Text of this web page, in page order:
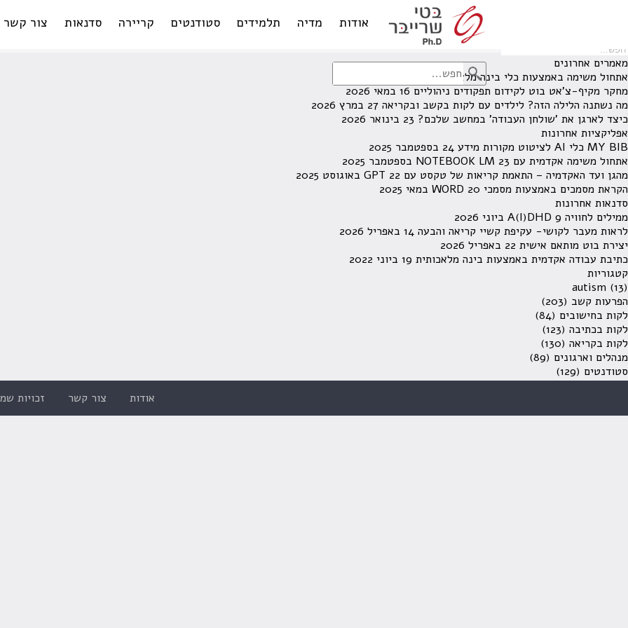
אודות מדיה תלמידים סטודנטים קריירה סדנאות צור קשר
לא נמצאו תוצאות תחת קטגוריה זו.
מחפש משהו מסויים? השתמש בחיפוש
מאמרים אחרונים
אתחול משימה באמצעות כלי בינה מלאכותית
מחקר מקיף-צ'אט בוט לקידום תפקודים ניהוליים 16 במאי 2026
מה נשתנה הלילה הזה? לילדים עם לקות בקשב ובקריאה 27 במרץ 2026
כיצד לארגן את 'שולחן העבודה' במחשב שלכם? 23 בינואר 2026
אפליקציות אחרונות
MY BIB כלי AI לציטוט מקורות מידע
24 בספטמבר 2025
אתחול משימה אקדמית עם NOTEBOOK LM 23 בספטמבר 2025
מהגן ועד האקדמיה – התאמת קריאות של טקסט עם GPT 22 באוגוסט 2025
הקראת מסמכים באמצעות מסמכי WORD 20 במאי 2025
סדנאות אחרונות
ממילים לחוויה A(I)DHD 9 ביוני 2026
לראות מעבר לקושי- עקיפת קשיי קריאה והבעה 14 באפריל 2026
יצירת בוט מותאם אישית 22 באפריל 2026
כתיבת עבודה אקדמית באמצעות בינה מלאכותית 19 ביוני 2022
קטגוריות
autism (13)
הפרעות קשב (203)
לקות בחישובים (84)
לקות בכתיבה (123)
לקות בקריאה (130)
מנהלים וארגונים (89)
סטודנטים (129)
אודות
צור קשר זכויות